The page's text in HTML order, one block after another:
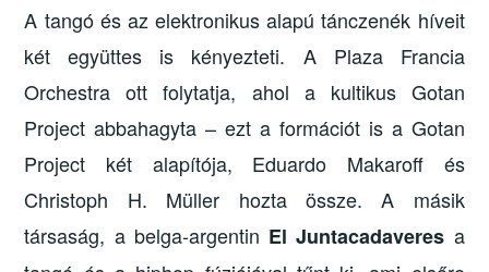
A tangó és az elektronikus alapú tánczenék híveit
két együttes is kényezteti. A Plaza Francia
Orchestra ott folytatja, ahol a kultikus Gotan
Project abbahagyta – ezt a formációt is a Gotan
Project két alapítója, Eduardo Makaroff és
Christoph H. Müller hozta össze. A másik
társaság, a belga-argentin El Juntacadaveres a